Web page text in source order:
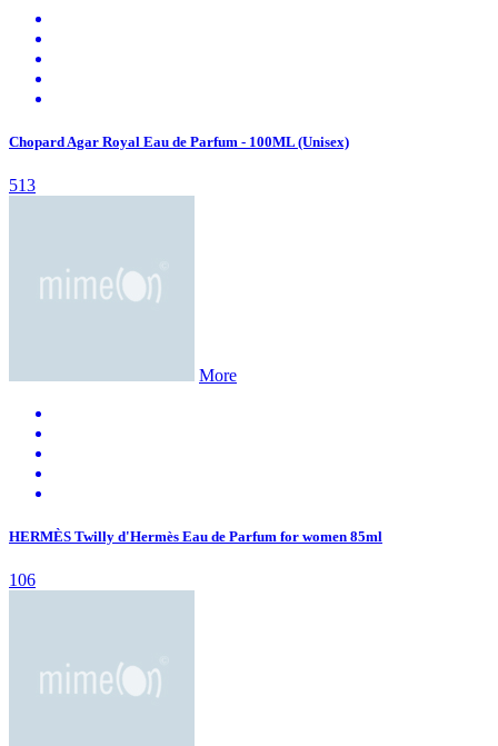
Chopard Agar Royal Eau de Parfum - 100ML (Unisex)
513
More
HERMÈS Twilly d'Hermès Eau de Parfum for women 85ml
106